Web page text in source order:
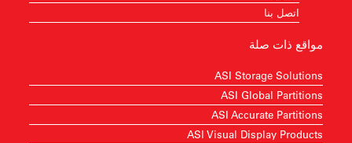
اتصل بنا
مواقع ذات صلة
ASI Storage Solutions
ASI Global Partitions
ASI Accurate Partitions
ASI Visual Display Products